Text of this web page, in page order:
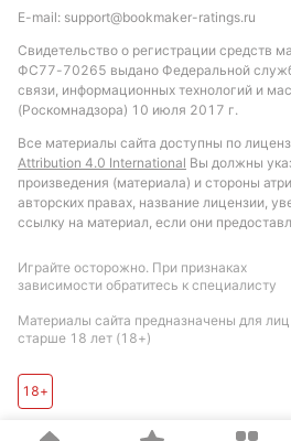
E-mail: support@bookmaker-ratings.ru
Свидетельство о регистрации средств
ФС77-70265 выдано Федеральной
связи, информационных технологий и
(Роскомнадзора) 10 июля 2017 г.
Все материалы сайта доступны по
Attribution 4.0 International Вы должны
произведения (материала) и стороны
авторских правах, название лицензии,
ссылку на материал, если они
Играйте осторожно. При признаках
зависимости обратитесь к специалисту
Материалы сайта предназначены для лиц
старше 18 лет (18+)
18+